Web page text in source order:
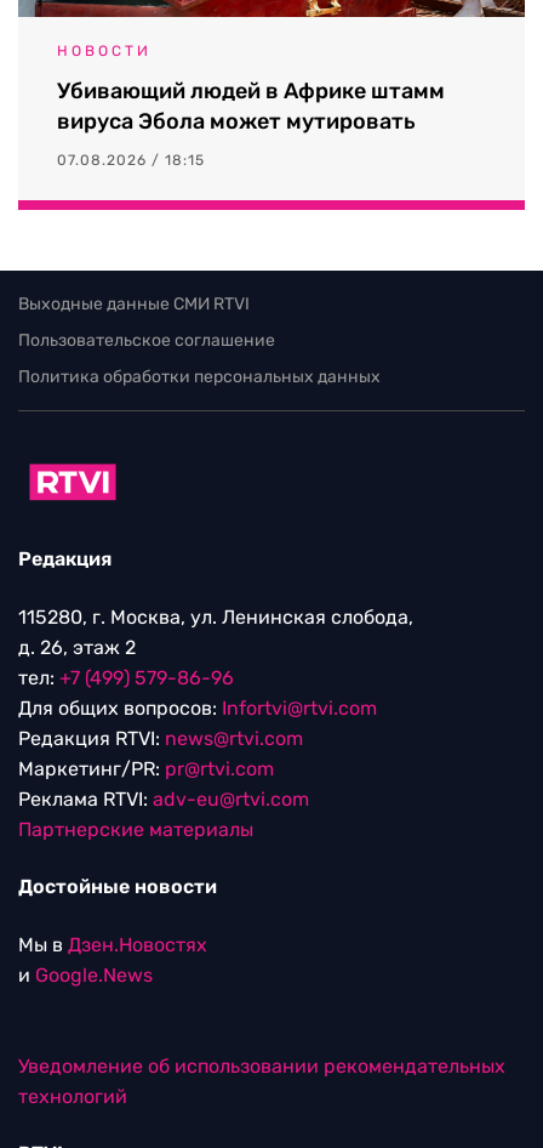
НОВОСТИ
Убивающий людей в Африке штамм
вируса Эбола может мутировать
07.08.2026 / 18:15
Выходные данные СМИ RTVI
Пользовательское соглашение
Политика обработки персональных данных
Редакция
115280, г. Москва, ул. Ленинская слобода,
д. 26, этаж 2
тел: +7 (499) 579-86-96
Для общих вопросов: Infortvi@rtvi.com
Редакция RTVI: news@rtvi.com
Маркетинг/PR: pr@rtvi.com
Реклама RTVI: adv-eu@rtvi.com
Партнерские материалы
Достойные новости
Мы в Дзен.Новостях
и Google.News
Уведомление об использовании рекомендательных
технологий